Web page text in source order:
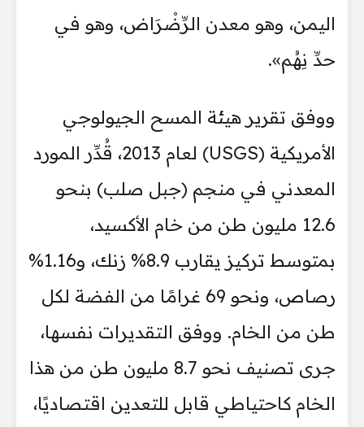
اليمن، وهو معدن الرِّضْرَاض، وهو في
حدِّ نِهُم».
ووفق تقرير هيئة المسح الجيولوجي
الأمريكية (USGS) لعام 2013، قُدِّر المورد
المعدني في منجم (جبل صلب) بنحو
12.6 مليون طن من خام الأكسيد،
بمتوسط تركيز يقارب 8.9% زنك، و1.16%
رصاص، ونحو 69 غرامًا من الفضة لكل
طن من الخام. ووفق التقديرات نفسها،
جرى تصنيف نحو 8.7 مليون طن من هذا
الخام كاحتياطي قابل للتعدين اقتصاديًا،